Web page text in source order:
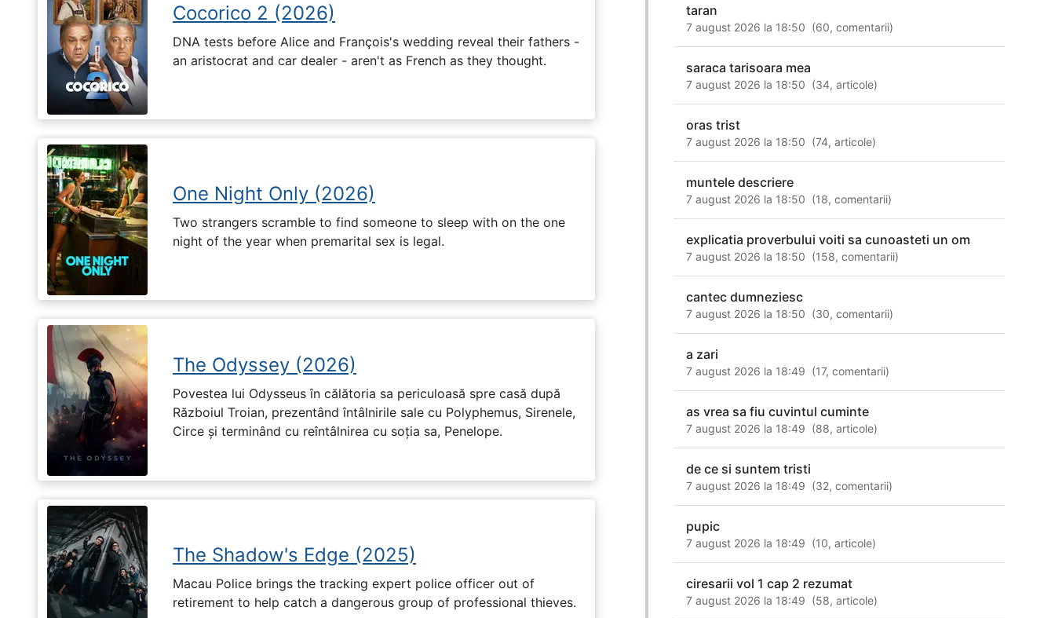
Cocorico 2 (2026)
DNA tests before Alice and François's wedding reveal their fathers -
an aristocrat and car dealer - aren't as French as they thought.
One Night Only (2026)
Two strangers scramble to find someone to sleep with on the one
night of the year when premarital sex is legal.
The Odyssey (2026)
Povestea lui Odysseus în călătoria sa periculoasă spre casă după
Războiul Troian, prezentând întâlnirile sale cu Polyphemus, Sirenele,
Circe și terminând cu reîntâlnirea cu soția sa, Penelope.
The Shadow's Edge (2025)
Macau Police brings the tracking expert police officer out of
retirement to help catch a dangerous group of professional thieves.
taran
7 august 2026 la 18:50 (60,comentarii)
saraca tarisoara mea
7 august 2026 la 18:50 (34,articole)
oras trist
7 august 2026 la 18:50 (74,articole)
muntele descriere
7 august 2026 la 18:50 (18,comentarii)
explicatia proverbului voiti sa cunoasteti un om
7 august 2026 la 18:50 (158,comentarii)
cantec dumneziesc
7 august 2026 la 18:50 (30,comentarii)
a zari
7 august 2026 la 18:49 (17,comentarii)
as vrea sa fiu cuvintul cuminte
7 august 2026 la 18:49 (88,articole)
de ce si suntem tristi
7 august 2026 la 18:49 (32,comentarii)
pupic
7 august 2026 la 18:49 (10,articole)
ciresarii vol 1 cap 2 rezumat
7 august 2026 la 18:49 (58,articole)